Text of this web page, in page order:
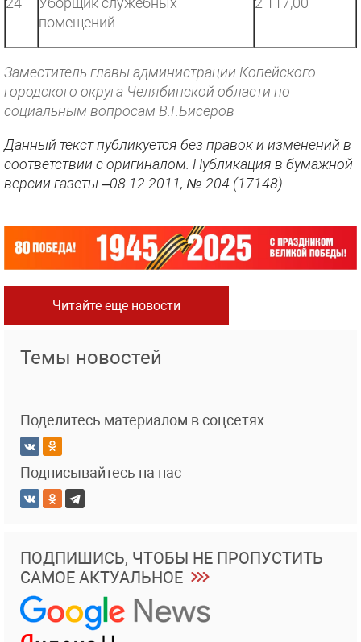
помещений
Заместитель главы администрации Копейского
городского округа Челябинской области по
социальным вопросам В.Г.Бисеров
Данный текст публикуется без правок и изменений в
соответствии с оригиналом. Публикация в бумажной
версии газеты –08.12.2011, № 204 (17148)
Читайте еще новости
Темы новостей
Поделитесь материалом в соцсетях
Подписывайтесь на нас
ПОДПИШИСЬ, ЧТОБЫ НЕ ПРОПУСТИТЬ
САМОЕ АКТУАЛЬНОЕ